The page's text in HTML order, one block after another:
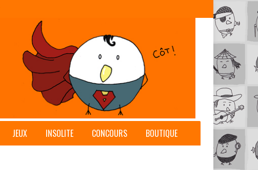
JEUX INSOLITE CONCOURS BOUTIQUE